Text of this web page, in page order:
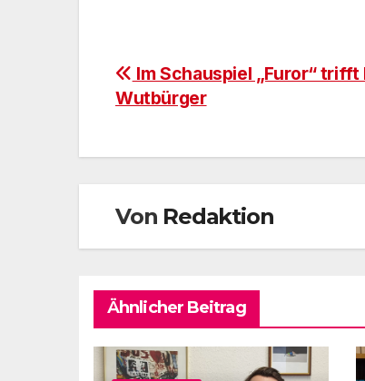
Im Schauspiel „Furor“
Wutbürger
Von Redaktion
Ähnlicher Beitrag